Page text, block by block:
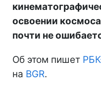
освоении
почти не
Об этом пишет
на BGR.